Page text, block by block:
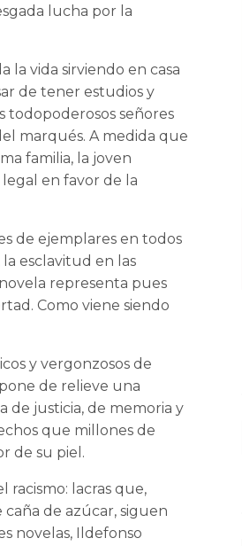
lucha por la
la vida sirviendo en casa
de tener estudios y
todopoderosos señores
marqués. A medida que
familia, la joven
en favor de la
de ejemplares en todos
esclavitud en las
representa pues
Como viene siendo
y vergonzosos de
de relieve una
de justicia, de memoria y
que millones de
de su piel.
racismo: lacras que,
caña de azúcar, siguen
novelas, Ildefonso